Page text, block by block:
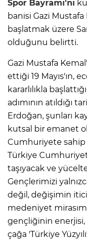
Spor Bayramı'nı
banisi Gazi Mustafa
başlatmak üzere
olduğunu belirtti.
Gazi Mustafa
ettiği 19 Mayıs'ın,
kararlılıkla
adımının atıldığı
Erdoğan, şunları
kutsal bir emanet
Cumhuriyete sahip
Türkiye
taşıyacak ve
Gençlerimizi
değil, değişimin
medeniyet
gençliğinin enerjisi,
çağa 'Türkiye